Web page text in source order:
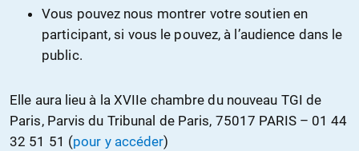
Vous pouvez nous montrer votre soutien en
participant, si vous le pouvez, à l’audience dans le
public.
Elle aura lieu à la XVIIe chambre du nouveau TGI de
Paris, Parvis du Tribunal de Paris, 75017 PARIS – 01 44
32 51 51 (pour y accéder)